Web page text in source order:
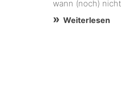
wann (noch) nicht
Weiterlesen